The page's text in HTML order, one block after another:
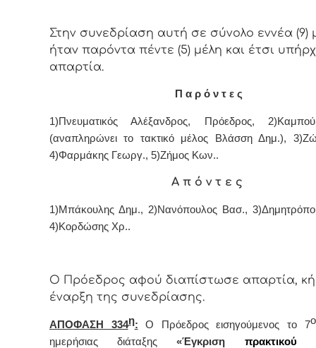
Στην συvεδρίαση αυτή σε σύνολο εννέα (9)
ήταv παρόvτα πέντε (5) μέλη και έτσι
απαρτία.
Π α ρ ό ν τ ε ς
1)Πνευματικός Αλέξανδρος, Πρόεδρος,
(αναπληρώνει το τακτικό μέλος Βλάσση Δημ.),
4)Φαρμάκης Γεωργ., 5)Ζήμος Κων..
Α π ό ν τ ε ς
1)Μπάκουλης Δημ., 2)Νανόπουλος Βασ.,
4)Κορδώσης Χρ..
Ο Πρόεδρος αφού διαπίστωσε απαρτία,
έναρξη της συνεδρίασης.
ΑΠΟΦΑΣΗ 334η: Ο Πρόεδρος εισηγούμενος το 7
ημερήσιας διάταξης«Έγκριση
πρακτικού